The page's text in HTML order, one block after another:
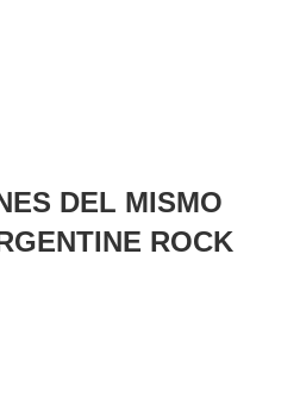
DEL MISMO
ROCK